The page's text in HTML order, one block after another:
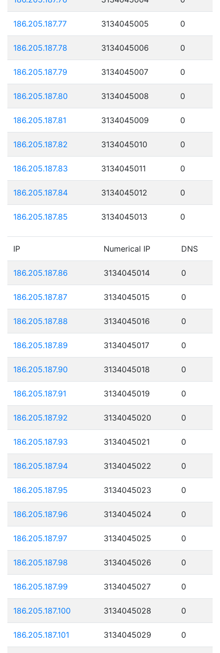
186.205.187.77 3134045005 0
186.205.187.78 3134045006 0
186.205.187.79 3134045007 0
186.205.187.80 3134045008 0
186.205.187.81 3134045009 0
186.205.187.82 3134045010 0
186.205.187.83 3134045011 0
186.205.187.84 3134045012 0
186.205.187.85 3134045013 0
IP Numerical IP DNS
186.205.187.86 3134045014 0
186.205.187.87 3134045015 0
186.205.187.88 3134045016 0
186.205.187.89 3134045017 0
186.205.187.90 3134045018 0
186.205.187.91 3134045019 0
186.205.187.92 3134045020 0
186.205.187.93 3134045021 0
186.205.187.94 3134045022 0
186.205.187.95 3134045023 0
186.205.187.96 3134045024 0
186.205.187.97 3134045025 0
186.205.187.98 3134045026 0
186.205.187.99 3134045027 0
186.205.187.100 3134045028 0
186.205.187.101 3134045029 0